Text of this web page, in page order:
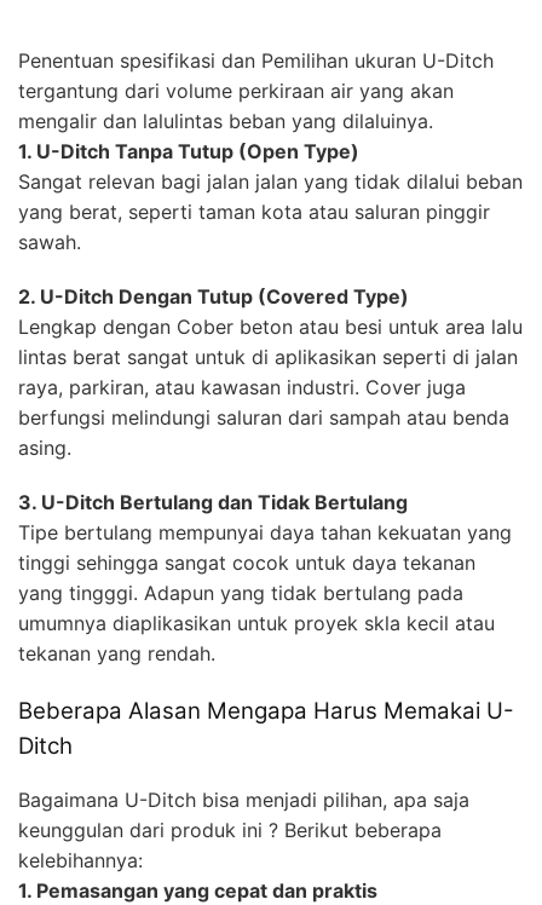
Penentuan spesifikasi dan Pemilihan ukuran U-Ditch
tergantung dari volume perkiraan air yang akan
mengalir dan lalulintas beban yang dilaluinya.
1. U-Ditch Tanpa Tutup (Open Type)
Sangat relevan bagi jalan jalan yang tidak dilalui beban
yang berat, seperti taman kota atau saluran pinggir
sawah.
2. U-Ditch Dengan Tutup (Covered Type)
Lengkap dengan Cober beton atau besi untuk area lalu
lintas berat sangat untuk di aplikasikan seperti di jalan
raya, parkiran, atau kawasan industri. Cover juga
berfungsi melindungi saluran dari sampah atau benda
asing.
3. U-Ditch Bertulang dan Tidak Bertulang
Tipe bertulang mempunyai daya tahan kekuatan yang
tinggi sehingga sangat cocok untuk daya tekanan
yang tingggi. Adapun yang tidak bertulang pada
umumnya diaplikasikan untuk proyek skla kecil atau
tekanan yang rendah.
Beberapa Alasan Mengapa Harus Memakai U-
Ditch
Bagaimana U-Ditch bisa menjadi pilihan, apa saja
keunggulan dari produk ini ? Berikut beberapa
kelebihannya:
1. Pemasangan yang cepat dan praktis